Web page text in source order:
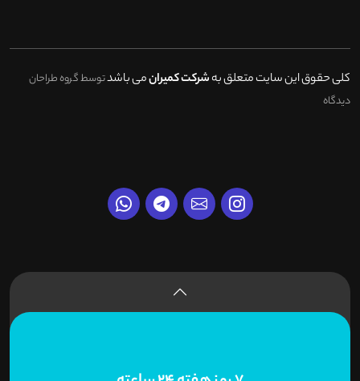
کلی حقوق این سایت متعلق بهشرکت کمیرانمی باشدتوسط گروه طراحان
دیدگاه